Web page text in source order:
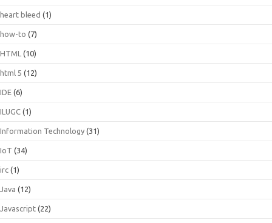
heart bleed (1)
how-to (7)
HTML (10)
html 5 (12)
IDE (6)
ILUGC (1)
Information Technology (31)
IoT (34)
irc (1)
Java (12)
Javascript (22)